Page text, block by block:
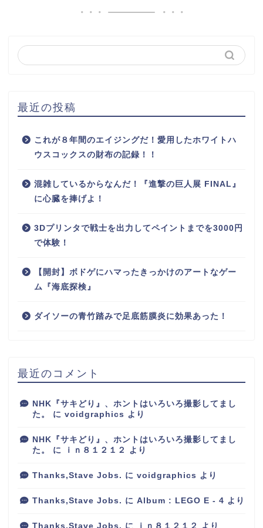
最近の投稿
これが８年間のエイジングだ！愛用したホワイトハ
ウスコックスの財布の記録！！
混雑しているからなんだ！『進撃の巨人展 FINAL』
に心臓を捧げよ！
3Dプリンタで戦士を出力してペイントまでを3000円
で体験！
【開封】ボドゲにハマったきっかけのアートなゲー
ム『海底探検』
ダイソーの青竹踏みで足底筋膜炎に効果あった！
最近のコメント
NHK『サキどり』、ホントはいろいろ撮影してまし
た。
に voidgraphics より
NHK『サキどり』、ホントはいろいろ撮影してまし
た。
に ｉｎ８１２１２ より
Thanks,Stave Jobs. に voidgraphics より
Thanks,Stave Jobs. に Album : LEGO E - 4 より
Thanks,Stave Jobs. に ｉｎ８１２１２ より